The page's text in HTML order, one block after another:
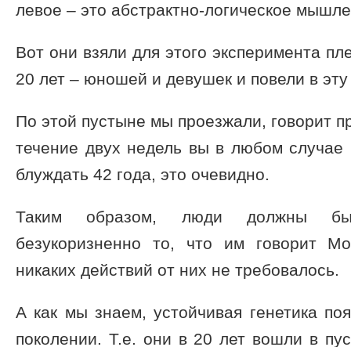
левое – это абстрактно-логическое
Вот они взяли для этого эксперимента
20 лет – юношей и девушек и повели в
По этой пустыне мы проезжали, говорит
течение двух недель вы в любом
блуждать 42 года, это очевидно.
Таким образом, люди должны
безукоризненно то, что им говорит
никаких действий от них не требовалось.
А как мы знаем, устойчивая генетика
поколении. Т.е. они в 20 лет вошли в